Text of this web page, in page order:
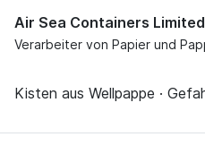
Air Sea Containers Limited
Verarbeiter von Papier und
Kisten aus Wellpappe ·